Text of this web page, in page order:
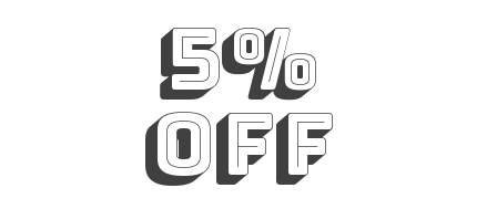
5%
OFF